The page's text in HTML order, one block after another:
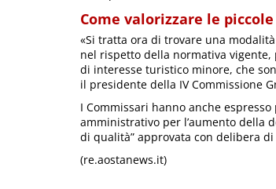
Come valorizzare le
«Si tratta ora di trovare una
nel rispetto della normativa
di interesse turistico minore, che
il presidente della IV Commissione
I Commissari hanno anche
amministrativo per l’aumento della
di qualità” approvata con delibera
(re.aostanews.it)